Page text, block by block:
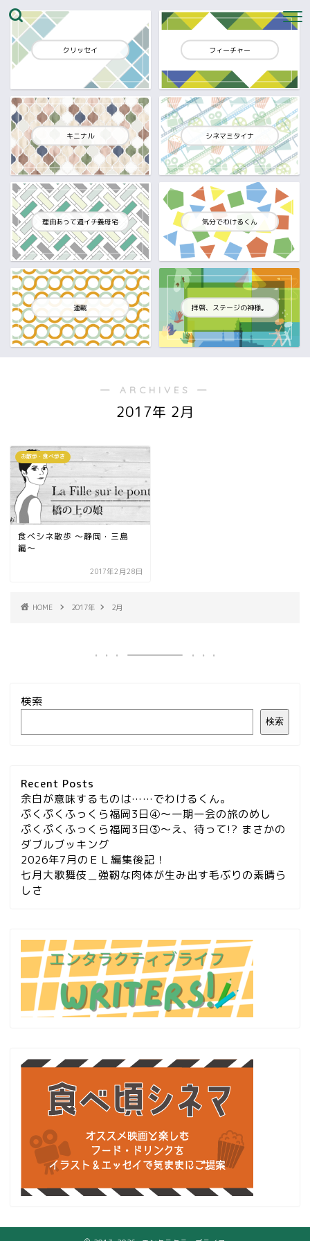
クリッセイ フィーチャー
キニナル シネマミタイナ
理由あって週イチ義母宅 気分でわけるくん
連載 拝啓、ステージの神様。
― ARCHIVES ―
2017年 2月
お散歩・食べ歩き
食べシネ散歩 〜静岡・三島
編〜
2017年2月28日
HOME 2017年 2月
検索
検索
Recent Posts
余白が意味するものは……でわけるくん。
ぷくぷくふっくら福岡3日④～一期一会の旅のめし
ぷくぷくふっくら福岡3日③～え、待って!? まさかの
ダブルブッキング
2026年7月のＥＬ編集後記！
七月大歌舞伎＿強靭な肉体が生み出す毛ぶりの素晴ら
しさ